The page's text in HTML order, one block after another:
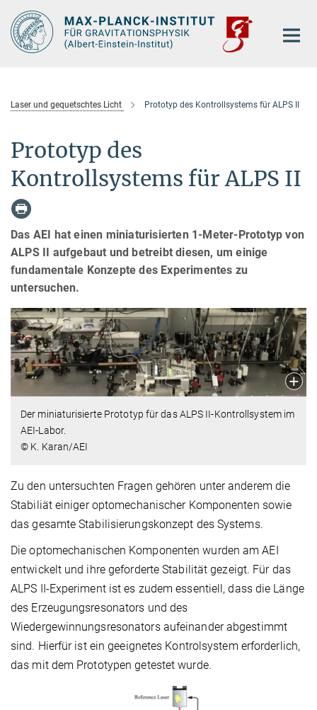
Hauptinhalt
Laser und gequetschtes Licht Prototyp des Kontrollsystems für ALPS II
Prototyp des
Kontrollsystems für ALPS II
Das AEI hat einen miniaturisierten 1-Meter-Prototyp von
ALPS II aufgebaut und betreibt diesen, um einige
fundamentale Konzepte des Experimentes zu
untersuchen.
Der miniaturisierte Prototyp für das ALPS II-Kontrollsystem im
AEI-Labor.
© K. Karan/AEI
Zu den untersuchten Fragen gehören unter anderem die
Stabiliät einiger optomechanischer Komponenten sowie
das gesamte Stabilisierungskonzept des Systems.
Die optomechanischen Komponenten wurden am AEI
entwickelt und ihre geforderte Stabilität gezeigt. Für das
ALPS II-Experiment ist es zudem essentiell, dass die Länge
des Erzeugungsresonators und des
Wiedergewinnungsresonators aufeinander abgestimmt
sind. Hierfür ist ein geeignetes Kontrolsystem erforderlich,
das mit dem Prototypen getestet wurde.